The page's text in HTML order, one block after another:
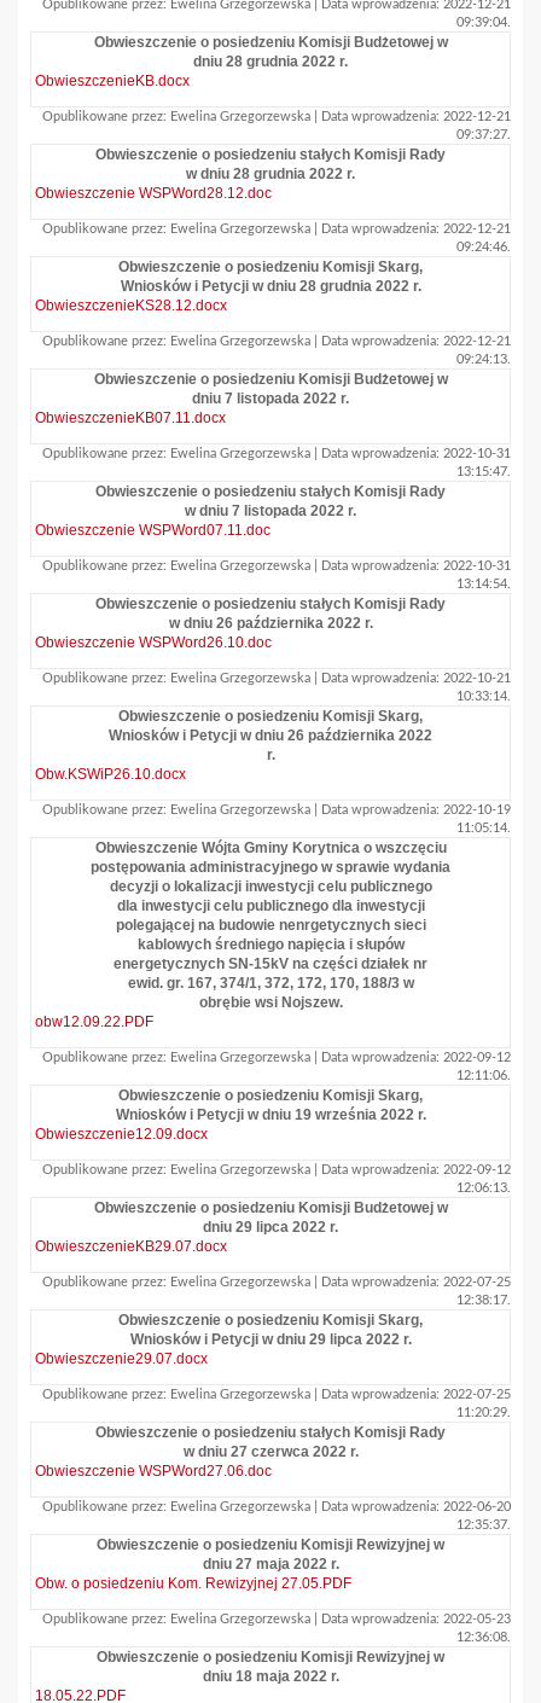
Opublikowane przez: Ewelina Grzegorzewska | Data wprowadzenia: 2022-12-21
09:39:04.
Obwieszczenie o posiedzeniu Komisji Budżetowej w
dniu 28 grudnia 2022 r.
ObwieszczenieKB.docx
Opublikowane przez: Ewelina Grzegorzewska | Data wprowadzenia: 2022-12-21
09:37:27.
Obwieszczenie o posiedzeniu stałych Komisji Rady
w dniu 28 grudnia 2022 r.
Obwieszczenie WSPWord28.12.doc
Opublikowane przez: Ewelina Grzegorzewska | Data wprowadzenia: 2022-12-21
09:24:46.
Obwieszczenie o posiedzeniu Komisji Skarg,
Wniosków i Petycji w dniu 28 grudnia 2022 r.
ObwieszczenieKS28.12.docx
Opublikowane przez: Ewelina Grzegorzewska | Data wprowadzenia: 2022-12-21
09:24:13.
Obwieszczenie o posiedzeniu Komisji Budżetowej w
dniu 7 listopada 2022 r.
ObwieszczenieKB07.11.docx
Opublikowane przez: Ewelina Grzegorzewska | Data wprowadzenia: 2022-10-31
13:15:47.
Obwieszczenie o posiedzeniu stałych Komisji Rady
w dniu 7 listopada 2022 r.
Obwieszczenie WSPWord07.11.doc
Opublikowane przez: Ewelina Grzegorzewska | Data wprowadzenia: 2022-10-31
13:14:54.
Obwieszczenie o posiedzeniu stałych Komisji Rady
w dniu 26 października 2022 r.
Obwieszczenie WSPWord26.10.doc
Opublikowane przez: Ewelina Grzegorzewska | Data wprowadzenia: 2022-10-21
10:33:14.
Obwieszczenie o posiedzeniu Komisji Skarg,
Wniosków i Petycji w dniu 26 października 2022
r.
Obw.KSWiP26.10.docx
Opublikowane przez: Ewelina Grzegorzewska | Data wprowadzenia: 2022-10-19
11:05:14.
Obwieszczenie Wójta Gminy Korytnica o wszczęciu
postępowania administracyjnego w sprawie wydania
decyzji o lokalizacji inwestycji celu publicznego
dla inwestycji celu publicznego dla inwestycji
polegającej na budowie nenrgetycznych sieci
kablowych średniego napięcia i słupów
energetycznych SN-15kV na części działek nr
ewid. gr. 167, 374/1, 372, 172, 170, 188/3 w
obrębie wsi Nojszew.
obw12.09.22.PDF
Opublikowane przez: Ewelina Grzegorzewska | Data wprowadzenia: 2022-09-12
12:11:06.
Obwieszczenie o posiedzeniu Komisji Skarg,
Wniosków i Petycji w dniu 19 września 2022 r.
Obwieszczenie12.09.docx
Opublikowane przez: Ewelina Grzegorzewska | Data wprowadzenia: 2022-09-12
12:06:13.
Obwieszczenie o posiedzeniu Komisji Budżetowej w
dniu 29 lipca 2022 r.
ObwieszczenieKB29.07.docx
Opublikowane przez: Ewelina Grzegorzewska | Data wprowadzenia: 2022-07-25
12:38:17.
Obwieszczenie o posiedzeniu Komisji Skarg,
Wniosków i Petycji w dniu 29 lipca 2022 r.
Obwieszczenie29.07.docx
Opublikowane przez: Ewelina Grzegorzewska | Data wprowadzenia: 2022-07-25
11:20:29.
Obwieszczenie o posiedzeniu stałych Komisji Rady
w dniu 27 czerwca 2022 r.
Obwieszczenie WSPWord27.06.doc
Opublikowane przez: Ewelina Grzegorzewska | Data wprowadzenia: 2022-06-20
12:35:37.
Obwieszczenie o posiedzeniu Komisji Rewizyjnej w
dniu 27 maja 2022 r.
Obw. o posiedzeniu Kom. Rewizyjnej 27.05.PDF
Opublikowane przez: Ewelina Grzegorzewska | Data wprowadzenia: 2022-05-23
12:36:08.
Obwieszczenie o posiedzeniu Komisji Rewizyjnej w
dniu 18 maja 2022 r.
18.05.22.PDF